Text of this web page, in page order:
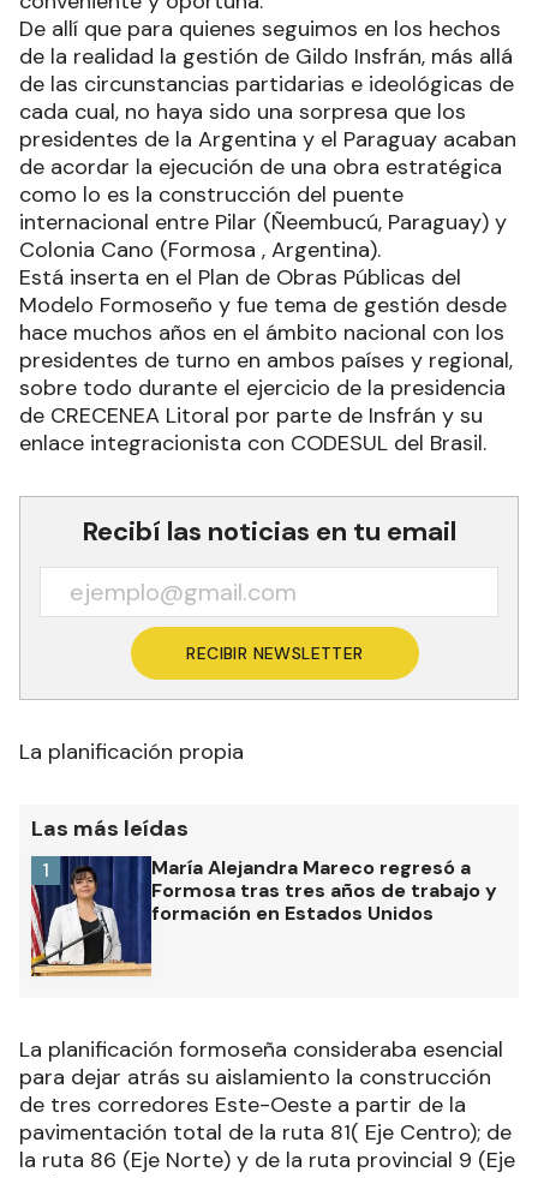
político tiene que ver con el modelo ideado y
puesto en estudio de factibilidad para convertirla
en una obra que sea de utilidad para su pueblo y
la región con miras a que ,más allá de cada
gestión, se lleve a cabo por ser necesaria,
conveniente y oportuna.
De allí que para quienes seguimos en los hechos
de la realidad la gestión de Gildo Insfrán, más allá
de las circunstancias partidarias e ideológicas de
cada cual, no haya sido una sorpresa que los
presidentes de la Argentina y el Paraguay acaban
de acordar la ejecución de una obra estratégica
como lo es la construcción del puente
internacional entre Pilar (Ñeembucú, Paraguay) y
Colonia Cano (Formosa , Argentina).
Está inserta en el Plan de Obras Públicas del
Modelo Formoseño y fue tema de gestión desde
presidentes de turno en ambos países y regional,
sobre todo durante el ejercicio de la presidencia
enlace integracionista con CODESUL del Brasil.
Recibí las noticias en tu email
La planificación propia
Las más leídas
formación en Estados Unidos